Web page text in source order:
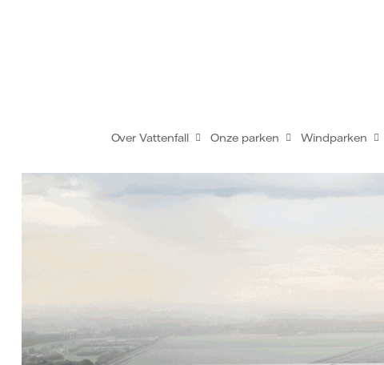
Over Vattenfall Onze parken Windparken